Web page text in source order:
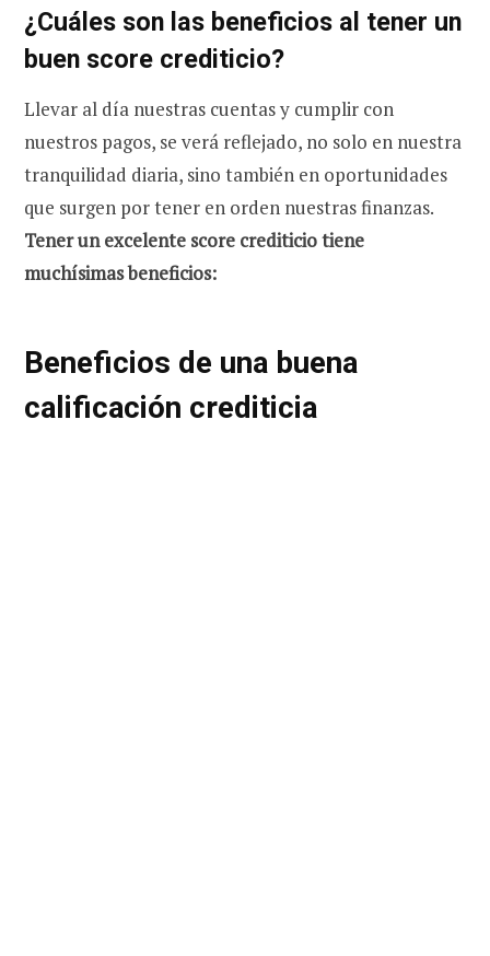
¿Cuáles son las beneficios al tener un
buen score crediticio?
Llevar al día nuestras cuentas y cumplir con
nuestros pagos, se verá reflejado, no solo en nuestra
tranquilidad diaria, sino también en oportunidades
que surgen por tener en orden nuestras finanzas.
Tener un excelente score crediticio tiene
muchísimas beneficios:
Beneficios de una buena
calificación crediticia